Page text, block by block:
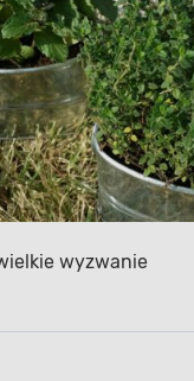
wyzwanie